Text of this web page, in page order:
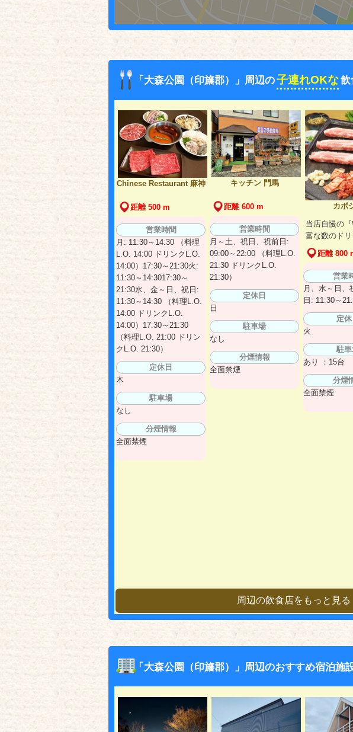
「大森公園（印旛郡）」周辺の子連れOKな飲
Chinese Restaurant 麻神
距離 500 m
営業時間
月: 11:30～14:30 （料理
L.O. 14:00 ドリンクL.O.
14:00）17:30～21:30火:
11:30～14:3017:30～
21:30水、金～日、祝日:
11:30～14:30 （料理L.O.
14:00 ドリンクL.O.
14:00）17:30～21:30
（料理L.O. 21:00 ドリン
クL.O. 21:30）
定休日
木
駐車場
なし
分煙情報
全面禁煙
キッチン 門馬
距離 600 m
営業時間
月～土、祝日、祝前日:
09:00～22:00 （料理L.O.
21:30 ドリンクL.O.
21:30）
定休日
日
駐車場
なし
分煙情報
全面禁煙
カボ
当店自慢の
富な数のド
距離 800
営業
月、水～日、
日: 11:30～
定休
火
駐
あり ：15台
分煙
全面禁煙
周辺の飲食店をもっと見
「大森公園（印旛郡）」周辺のおすすめ宿泊施